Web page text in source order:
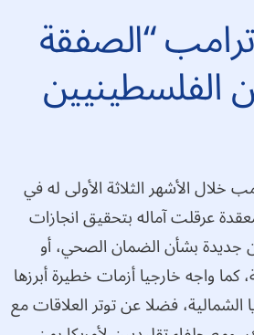
“الصفقة
الفلسطينيين
خلال الأشهر الثلاثة الأولى له في
عرقلت آماله بتحقيق انجازات
جديدة بشأن الضمان الصحي، أو
كما واجه خارجيا أزمات خطيرة أبرزها
الشمالية، فضلا عن توتر العلاقات مع